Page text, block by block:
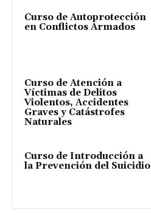
Curso de Autoprotección
en Conflictos Armados
Curso de Atención a
Víctimas de Delitos
Violentos, Accidentes
Graves y Catástrofes
Naturales
Curso de Introducción a
la Prevención del Suicidio